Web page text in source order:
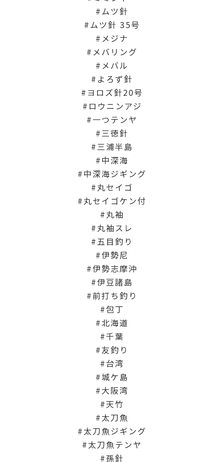
ムツ針
ムツ針 35号
メジナ
メバリング
メバル
よろず針
ヨロズ針20号
ロウニンアジ
一つテンヤ
三徳針
三浦半島
中深海
中深海ジギング
丸セイゴ
丸セイゴケン付
丸袖
丸袖スレ
五目釣り
伊勢尼
伊勢志摩沖
伊豆諸島
前打ち釣り
包丁
北海道
千葉
友釣り
台湾
城ケ島
大阪湾
天竹
太刀魚
太刀魚ジギング
太刀魚テンヤ
孫針